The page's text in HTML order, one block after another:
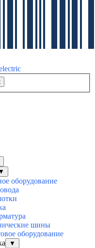
оборудование
шины
оборудование
▼